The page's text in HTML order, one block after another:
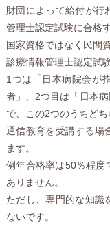
財団によって給付が行
管理士認定試験に合格
国家資格ではなく民間
診療情報管理士認定試
1つは「日本病院会が
者」、2つ目は「日本
で、この2つのうちど
通信教育を受講する場
ます。
例年合格率は50％程度
ありません。
ただし、専門的な知識
ないです。